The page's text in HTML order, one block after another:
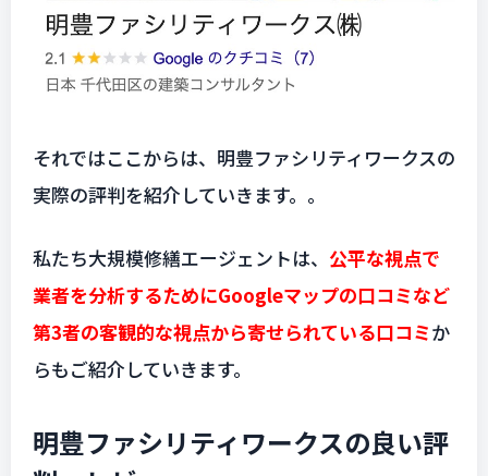
それではここからは、明豊ファシリティワークスの
実際の評判を紹介していきます。。
私たち大規模修繕エージェントは、 公平な視点で
業者を分析するためにGoogleマップの口コミなど
第3者の客観的な視点から寄せられている口コミか
らもご紹介していきます。
明豊ファシリティワークスの良い評